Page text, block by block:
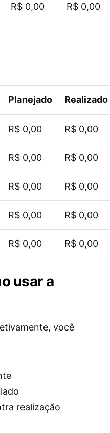
R$ 0,00 R$ 0,00
Planejado Realizado
R$ 0,00 R$ 0,00
R$ 0,00 R$ 0,00
R$ 0,00 R$ 0,00
R$ 0,00 R$ 0,00
R$ 0,00 R$ 0,00
usar a
você
realização